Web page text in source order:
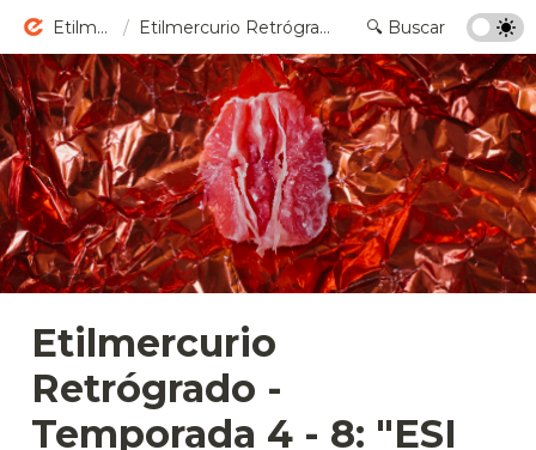
Etilmercurio / Etilmercurio Retrógrado - Temporada 4 - 8: "ESI no es".
Etilmercurio
Retrógrado -
Temporada 4 - 8: "ESI